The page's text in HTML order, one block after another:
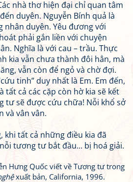
nhà thơ hiện đại chỉ quan tâm
duyên. Nguyễn Bính quả là
nhân duyên. Yêu đương với
phải gắn liền với chuyện
Nghĩa là với cau – trầu. Thực
kia vẫn chưa thành đôi hẳn, mà
vẫn còn để ngỏ và chờ đợi.
tinh” duy nhất là Em. Em đến,
tất cả các cặp còn hờ kia sẽ kết
tư sẽ được cứu chữa! Nỗi khổ sở
và vân vân.
khi tất cả những điều kia đã
tương tư bắt đầu... bị hoá giải.
Hưng Quốc viết về Tương tư trong
xuất bản, California, 1996.